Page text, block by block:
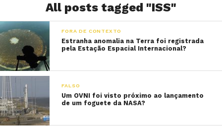
All posts tagged "ISS"
FORA DE CONTEXTO
Estranha anomalia na Terra foi registrada
pela Estação Espacial Internacional?
FALSO
Um OVNI foi visto próximo ao lançamento
de um foguete da NASA?